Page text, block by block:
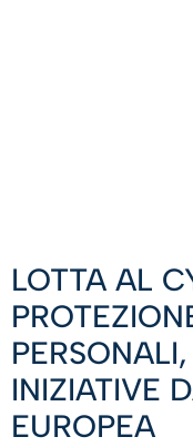
LOTTA AL
INIZIATIVE
EUROPEA